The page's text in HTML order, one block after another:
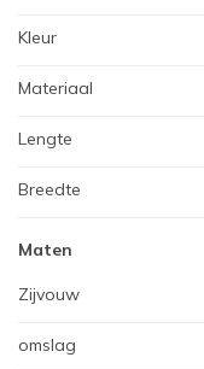
Kleur
Materiaal
Lengte
Breedte
Maten
Zijvouw
omslag